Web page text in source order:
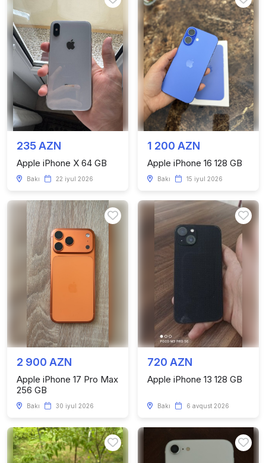
235 AZN
Apple iPhone X 64 GB
Bakı 22 iyul 2026
1 200 AZN
Apple iPhone 16 128 GB
Bakı 15 iyul 2026
2 900 AZN
Apple iPhone 17 Pro Max
256 GB
Bakı 30 iyul 2026
720 AZN
Apple iPhone 13 128 GB
Bakı 6 avqust 2026